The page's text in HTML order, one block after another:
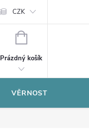
CZK
NÁKUPNÍ
Prázdný košík
VĚRNOSTNÍ